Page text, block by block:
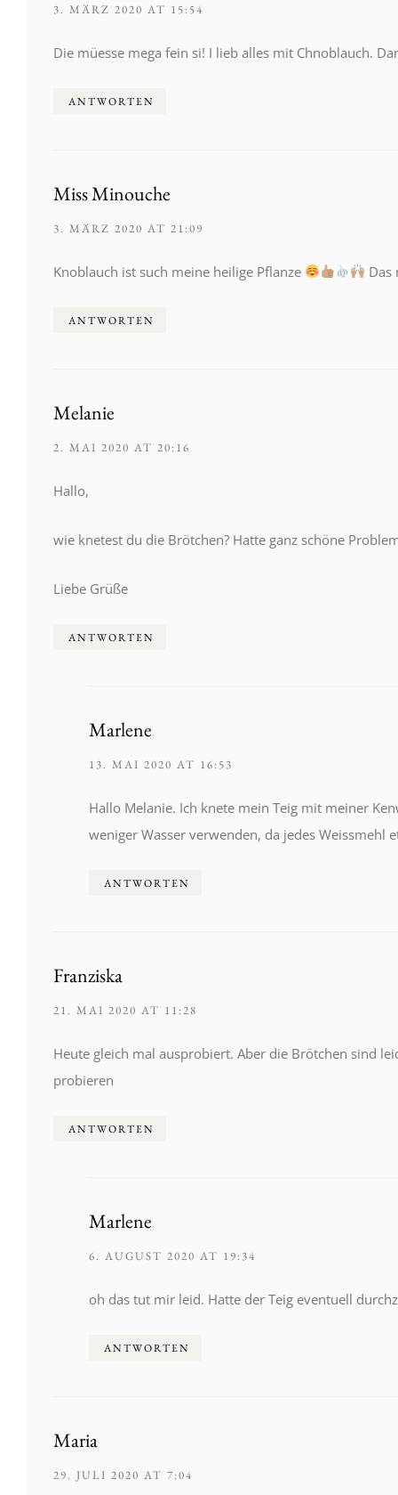
3. MÄRZ 2020 AT 15:54
Die müesse mega fein si! I lieb alles mit Chnoblauch.
ANTWORTEN
Miss Minouche
3. MÄRZ 2020 AT 21:09
Knoblauch ist such meine heilige Pflanze Das
ANTWORTEN
Melanie
2. MAI 2020 AT 20:16
Hallo,
wie knetest du die Brötchen? Hatte ganz schöne
Liebe Grüße
ANTWORTEN
Marlene
13. MAI 2020 AT 16:53
Hallo Melanie. Ich knete mein Teig mit meiner
weniger Wasser verwenden, da jedes Weissmehl
ANTWORTEN
Franziska
21. MAI 2020 AT 11:28
Heute gleich mal ausprobiert. Aber die Brötchen sind
probieren
ANTWORTEN
Marlene
6. AUGUST 2020 AT 19:34
oh das tut mir leid. Hatte der Teig eventuell
ANTWORTEN
Maria
29. JULI 2020 AT 7:04